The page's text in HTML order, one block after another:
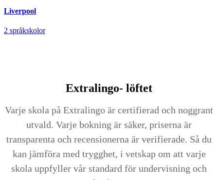
Liverpool
2 språkskolor
Extralingo- löftet
Varje skola på Extralingo är certifierad och noggrant
utvald. Varje bokning är säker, priserna är
transparenta och recensionerna är verifierade. Så du
kan jämföra med trygghet, i vetskap om att varje
skola uppfyller vår standard för undervisning och